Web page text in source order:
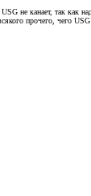
не канает, так как
прочего, чего USG